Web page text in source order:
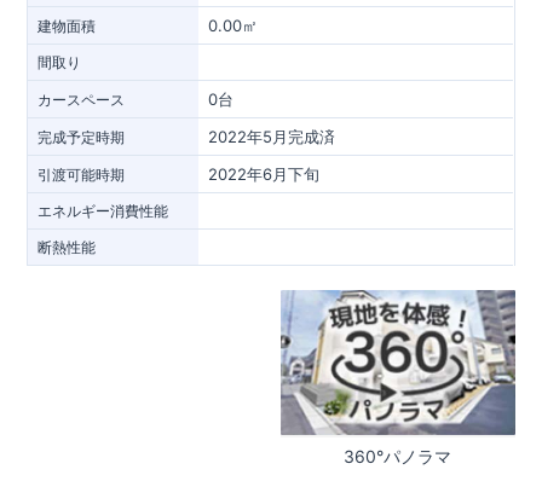
建物面積 0.00㎡
間取り
カースペース 0台
完成予定時期 2022年5月完成済
引渡可能時期 2022年6月下旬
エネルギー消費性能
断熱性能
360°パノラマ